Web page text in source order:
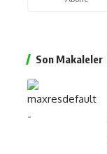
Son Makaleler